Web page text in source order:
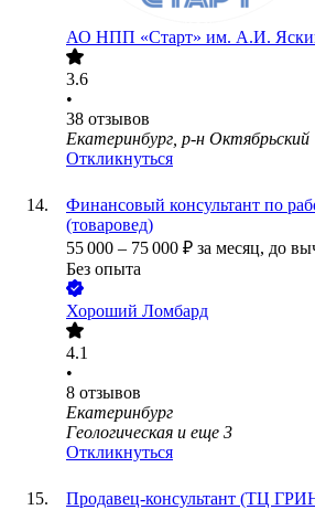
АО НПП «Старт» им. А.И.
3.6
•
38 отзывов
Екатеринбург, р-н Октябрьский
Откликнуться
Финансовый консультант по
(товаровед)
55 000 – 75 000 ₽ за месяц, до
Без опыта
Хороший Ломбард
4.1
•
8 отзывов
Екатеринбург
Геологическая и еще 3
Откликнуться
Продавец-консультант (ТЦ